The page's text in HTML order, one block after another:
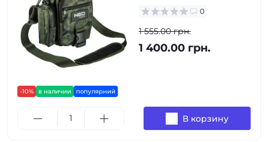
-10% в наличии популярний
0
1 555.00 грн.
1 400.00 грн.
В корзину